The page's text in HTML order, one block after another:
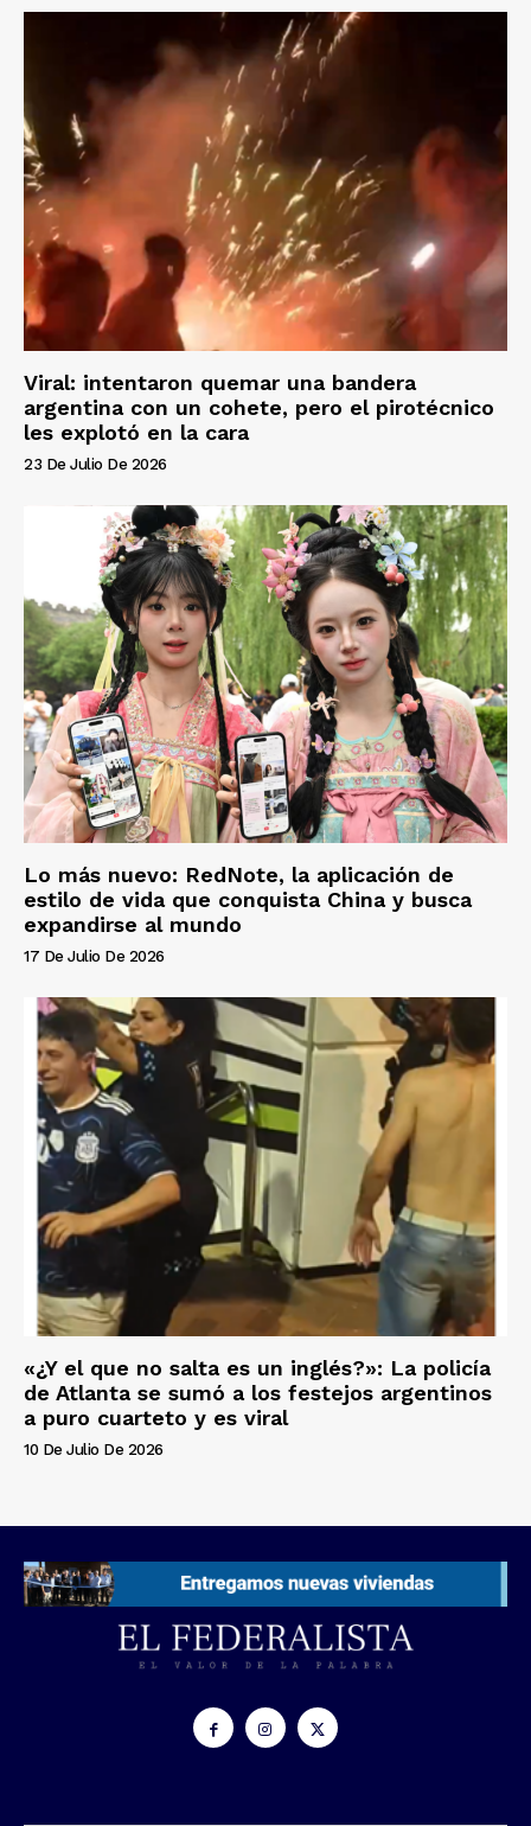
Viral: intentaron quemar una bandera
argentina con un cohete, pero el pirotécnico
les explotó en la cara
23 De Julio De 2026
Lo más nuevo: RedNote, la aplicación de
estilo de vida que conquista China y busca
expandirse al mundo
17 De Julio De 2026
«¿Y el que no salta es un inglés?»: La policía
de Atlanta se sumó a los festejos argentinos
a puro cuarteto y es viral
10 De Julio De 2026